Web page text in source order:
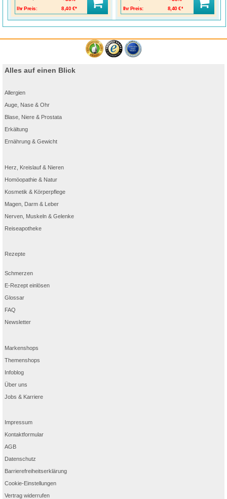
Ihr Preis:
8,40 €*
Ihr Preis:
8,40 €*
Alles auf einen Blick
Allergien
Auge, Nase & Ohr
Blase, Niere & Prostata
Erkältung
Ernährung & Gewicht
Herz, Kreislauf & Nieren
Homöopathie & Natur
Kosmetik & Körperpflege
Magen, Darm & Leber
Nerven, Muskeln & Gelenke
Reiseapotheke
Rezepte
Schmerzen
E-Rezept einlösen
Glossar
FAQ
Newsletter
Markenshops
Themenshops
Infoblog
Über uns
Jobs & Karriere
Impressum
Kontaktformular
AGB
Datenschutz
Barrierefreiheitserklärung
Cookie-Einstellungen
Vertrag widerrufen